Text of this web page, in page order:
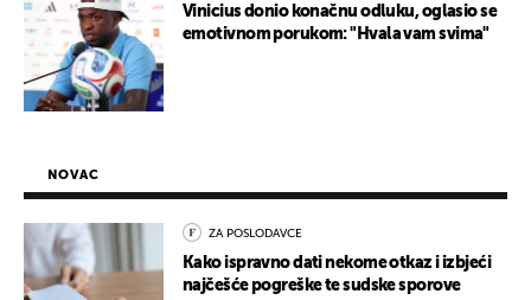
Vinicius donio konačnu odluku, oglasio se
emotivnom porukom: "Hvala vam svima"
NOVAC
ZA POSLODAVCE
Kako ispravno dati nekome otkaz i izbjeći
najčešće pogreške te sudske sporove